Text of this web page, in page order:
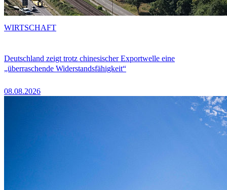
Deutschland zeigt trotz chinesischer Exportwelle eine
„überraschende Widerstandsfähigkeit“
08.08.2026
WIRTSCHAFT